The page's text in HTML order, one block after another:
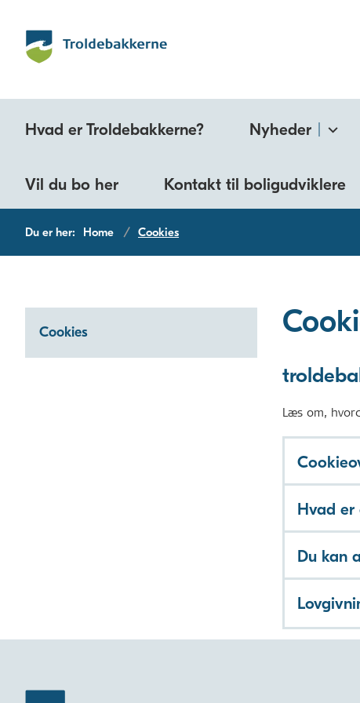
Hvad er Troldebakkerne? Nyheder
Vil du bo her Kontakt til boligudviklere
Du er her: Home Cookies
Cookies
Læs om,
Hvad er
Du kan